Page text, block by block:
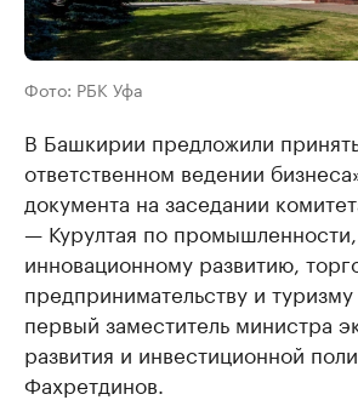
Фото: РБК Уфа
В Башкирии предложили
ответственном ведении
документа на заседании
— Курултая по промышленности,
инновационному развитию,
предпринимательству и
первый заместитель министра
развития и инвестиционной
Фахретдинов.